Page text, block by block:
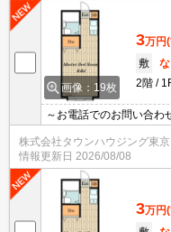
画像：19枚
3万円
敷
2階
～お電話でのお問い合わ
地域密着タウンハウジン
株式会社タウンハウジング東
情報更新日 2026/08/08
3万円